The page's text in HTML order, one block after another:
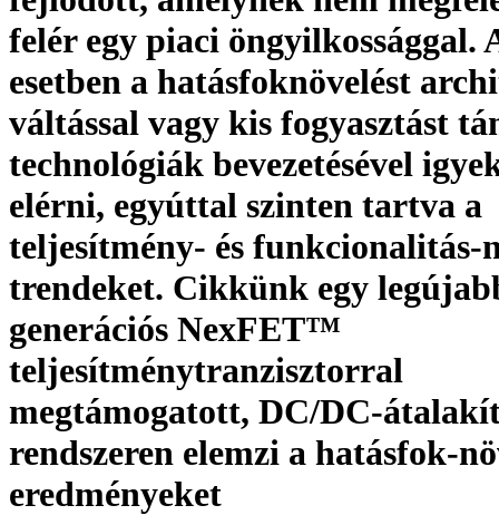
felér egy piaci öngyilkossággal.
esetben a hatásfoknövelést
váltással vagy kis fogyasztást
technológiák bevezetésével
elérni, egyúttal szinten tartva a
teljesítmény- és funkcionalitás-
trendeket. Cikkünk egy
generációs NexFET™
teljesítménytranzisztorral
megtámogatott, DC/DC-
rendszeren elemzi a hatásfok-
eredményeket